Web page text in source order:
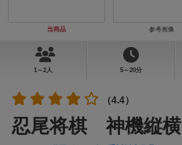
当商品 参考画像
1～2人 5～20分
（4.4）
忍尾将棋 神機縦横